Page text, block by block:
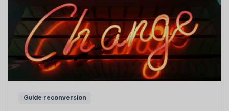
Guide reconversion